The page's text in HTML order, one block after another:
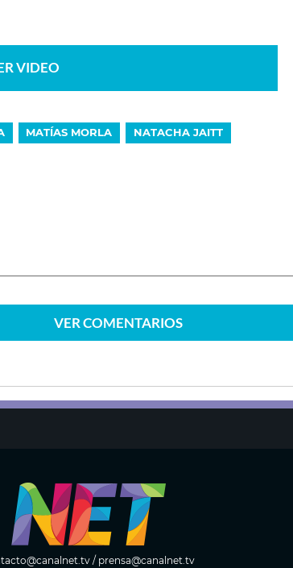
VIDEO
MATÍAS MORLA NATACHA JAITT
VERCOMENTARIOS
/ prensa@canalnet.tv